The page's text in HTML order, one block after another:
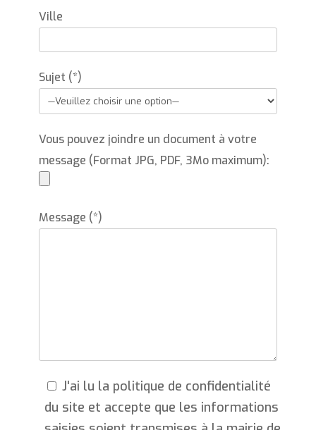
Ville
Sujet (*)
Vous pouvez joindre un document à votre
message (Format JPG, PDF, 3Mo maximum):
Message (*)
J'ai lu la politique de confidentialité
du site et accepte que les informations